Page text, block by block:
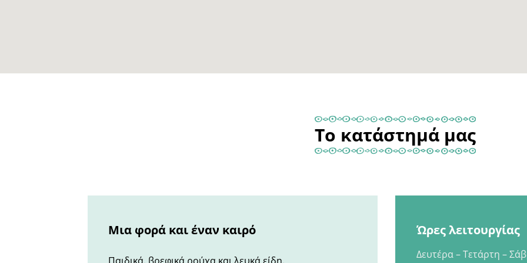
Το κατάστημά μας
Μια φορά και έναν καιρό Ώρες λειτουργίας
Δευτέρα – Τετάρτη –